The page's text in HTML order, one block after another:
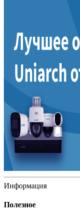
Информация
Полезное